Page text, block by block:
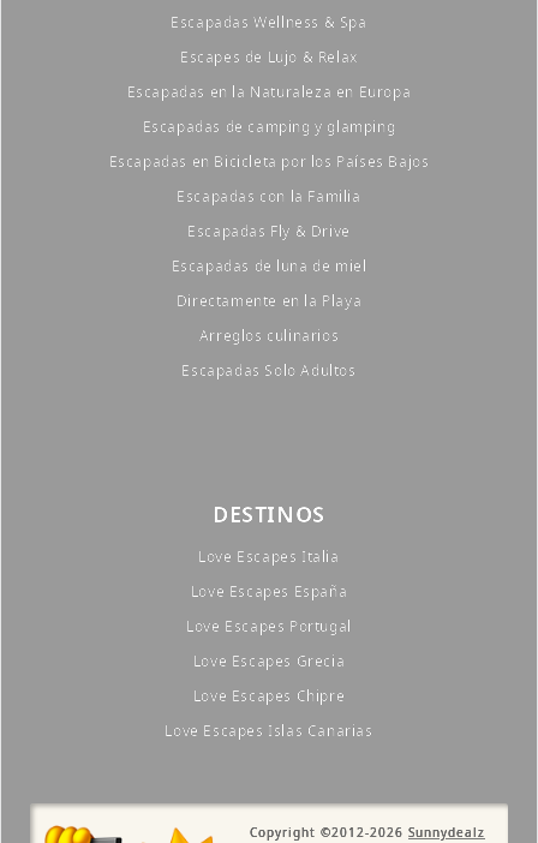
Escapadas Wellness & Spa
Escapes de Lujo & Relax
Escapadas en la Naturaleza en Europa
Escapadas de camping y glamping
Escapadas en Bicicleta por los Países Bajos
Escapadas con la Familia
Escapadas Fly & Drive
Escapadas de luna de miel
Directamente en la Playa
Arreglos culinarios
Escapadas Solo Adultos
DESTINOS
Love Escapes Italia
Love Escapes España
Love Escapes Portugal
Love Escapes Grecia
Love Escapes Chipre
Love Escapes Islas Canarias
Copyright ©2012-2026 Sunnydealz